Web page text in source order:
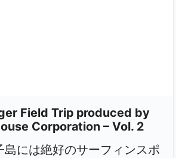
Field Trip produced by
Corporation – Vol. 2
島には絶好のサーフィンスポ